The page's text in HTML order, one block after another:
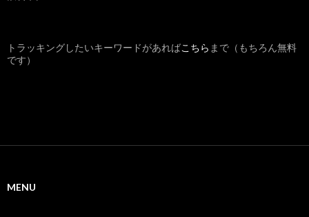
トラッキングしたいキーワードがあればこちら まで（もちろん無料
です）
MENU